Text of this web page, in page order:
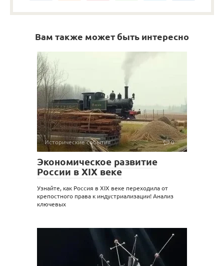
Вам также может быть интересно
Исторические события 0
Экономическое развитие
России в XIX веке
Узнайте, как Россия в XIX веке переходила от
крепостного права к индустриализации! Анализ
ключевых